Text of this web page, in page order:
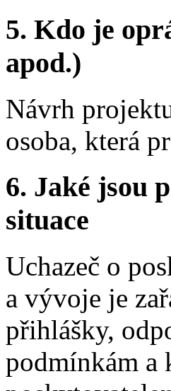
5. Kdo je
apod.)
Návrh
osoba, která
6. Jaké jsou
situace
Uchazeč o
a vývoje je
přihlášky,
podmínkám a